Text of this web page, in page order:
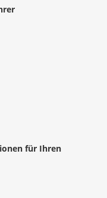
für Ihren